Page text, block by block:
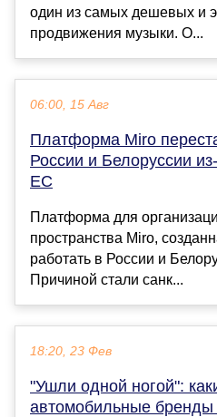
один из самых дешевых и
продвижения музыки. О...
06:00, 15 Авг
Платформа Miro
России и Белоруссии
ЕС
Платформа для
пространства Miro,
работать в России и
Причиной стали санк...
18:20, 23 Фев
"Ушли одной ногой":
автомобильные бренды